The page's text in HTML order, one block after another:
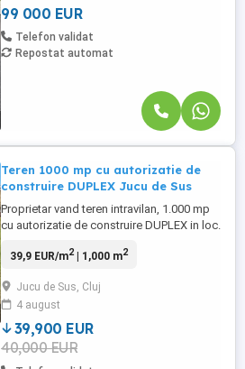
proprietatii – ...
99 000 EUR
Telefon validat
Repostat automat
Teren 1000 mp cu autorizatie de
construire DUPLEX Jucu de Sus
Proprietar vand teren intravilan, 1.000 mp
cu autorizatie de construire DUPLEX in loc.
autorizat pentru construire LOCUINTA
cu suprafata utila de 114 mp fiecare +
terase, P+M, dispusa astfel: - parter (52.5
mp + 2 terase ...
39,9 EUR/m2| 1,000 m2
Jucu de Sus, Cluj
4 august
39,900 EUR
40,000 EUR